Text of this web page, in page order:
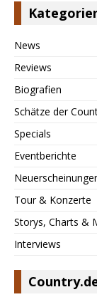
News
Reviews
Biografien
Schätze der
Specials
Eventberichte
Tour & Konzerte
Storys, Charts &
Interviews